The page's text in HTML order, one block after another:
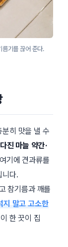
름기를 끊어 준다.
분히 맛을 낼 수
진 마늘 약간·
기에 견과류를
니다.
참기름과 깨를
지 말고 고소한
한 끗이 집